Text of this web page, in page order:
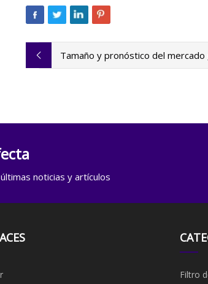
Tamaño y pronóstico del
noticias y artículos
Filtro